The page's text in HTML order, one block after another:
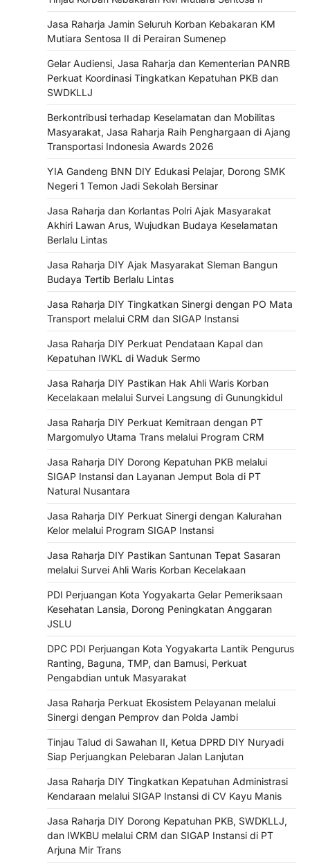
Jasa Raharja Jamin Seluruh Korban Kebakaran KM
Mutiara Sentosa II di Perairan Sumenep
Gelar Audiensi, Jasa Raharja dan Kementerian PANRB
Perkuat Koordinasi Tingkatkan Kepatuhan PKB dan
SWDKLLJ
Berkontribusi terhadap Keselamatan dan Mobilitas
Masyarakat, Jasa Raharja Raih Penghargaan di Ajang
Transportasi Indonesia Awards 2026
YIA Gandeng BNN DIY Edukasi Pelajar, Dorong SMK
Negeri 1 Temon Jadi Sekolah Bersinar
Jasa Raharja dan Korlantas Polri Ajak Masyarakat
Akhiri Lawan Arus, Wujudkan Budaya Keselamatan
Berlalu Lintas
Jasa Raharja DIY Ajak Masyarakat Sleman Bangun
Budaya Tertib Berlalu Lintas
Jasa Raharja DIY Tingkatkan Sinergi dengan PO Mata
Transport melalui CRM dan SIGAP Instansi
Jasa Raharja DIY Perkuat Pendataan Kapal dan
Kepatuhan IWKL di Waduk Sermo
Jasa Raharja DIY Pastikan Hak Ahli Waris Korban
Kecelakaan melalui Survei Langsung di Gunungkidul
Jasa Raharja DIY Perkuat Kemitraan dengan PT
Margomulyo Utama Trans melalui Program CRM
Jasa Raharja DIY Dorong Kepatuhan PKB melalui
SIGAP Instansi dan Layanan Jemput Bola di PT
Natural Nusantara
Jasa Raharja DIY Perkuat Sinergi dengan Kalurahan
Kelor melalui Program SIGAP Instansi
Jasa Raharja DIY Pastikan Santunan Tepat Sasaran
melalui Survei Ahli Waris Korban Kecelakaan
PDI Perjuangan Kota Yogyakarta Gelar Pemeriksaan
Kesehatan Lansia, Dorong Peningkatan Anggaran
JSLU
DPC PDI Perjuangan Kota Yogyakarta Lantik Pengurus
Ranting, Baguna, TMP, dan Bamusi, Perkuat
Pengabdian untuk Masyarakat
Jasa Raharja Perkuat Ekosistem Pelayanan melalui
Sinergi dengan Pemprov dan Polda Jambi
Tinjau Talud di Sawahan II, Ketua DPRD DIY Nuryadi
Siap Perjuangkan Pelebaran Jalan Lanjutan
Jasa Raharja DIY Tingkatkan Kepatuhan Administrasi
Kendaraan melalui SIGAP Instansi di CV Kayu Manis
Jasa Raharja DIY Dorong Kepatuhan PKB, SWDKLLJ,
dan IWKBU melalui CRM dan SIGAP Instansi di PT
Arjuna Mir Trans